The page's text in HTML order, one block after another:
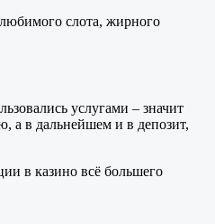
слота, жирного
услугами – значит
а в дальнейшем и в депозит,
в казино всё большего